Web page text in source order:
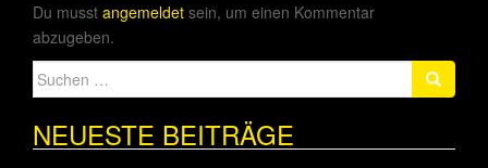
Du musst angemeldet sein, um einen Kommentar
abzugeben.
Suche
nach:
NEUESTE BEITRÄGE